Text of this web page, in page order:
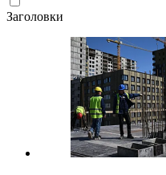
Заголовки